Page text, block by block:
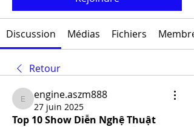
Discussion Médias Fichiers
Retour
engine.aszm888
engine.aszm888
27 juin 2025
Top 10 Show Diễn Nghệ Thuật